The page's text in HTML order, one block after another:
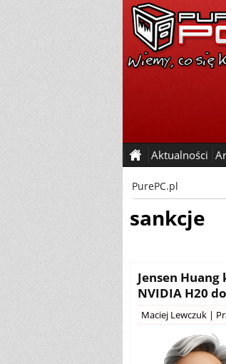
Aktualności
PurePC.pl
sankcje
Jensen
NVIDIA H20
Maciej Lewczuk |